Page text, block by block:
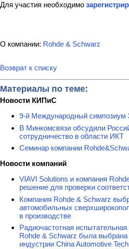
Для участия необходимо
О компании: Rohde & Schwarz
Возврат к списку
Материалы по теме:
Новости КИПиС
9-й Международный
В Минкомсвязи обсудили
сотрудничество в области ИКТ
Семинар компании
Новости компаний
VIAVI Solutions и компания
решение для проверки
Компания Rohde & Schwarz
автомобильных
в производстве
Радиочастотная
Rohde & Schwarz была
индустрии China Automotive